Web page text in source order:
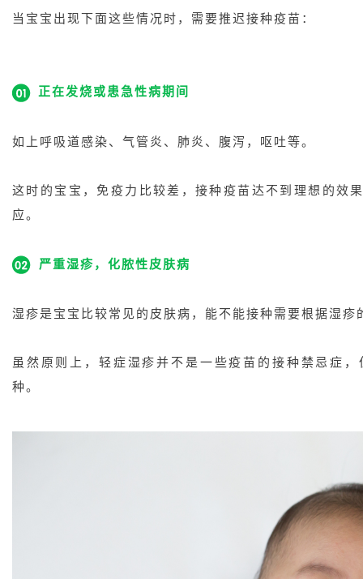
当宝宝出现下面这些情况时，需要推迟接种疫苗：
正在发烧或患急性病期间
如上呼吸道感染、气管炎、肺炎、腹泻，呕吐等。
这时的宝宝，免疫力比较差，接种疫苗达不到理想的效
应。
严重湿疹，化脓性皮肤病
湿疹是宝宝比较常见的皮肤病，能不能接种需要根据湿疹
虽然原则上，轻症湿疹并不是一些疫苗的接种禁忌症
种。